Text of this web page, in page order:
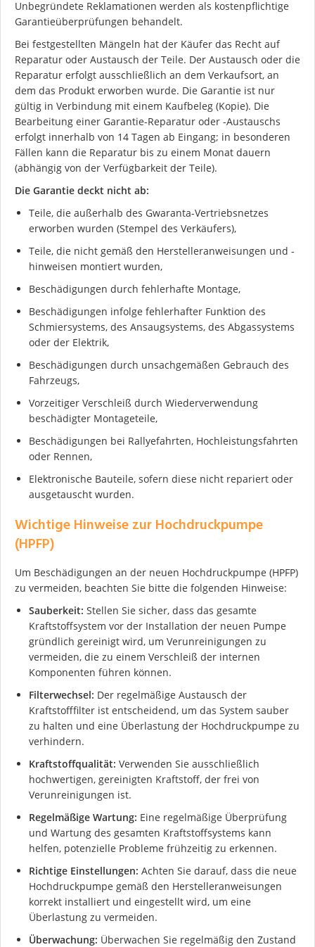
Unbegründete Reklamationen werden als kostenpflichtige
Garantieüberprüfungen behandelt.
Bei festgestellten Mängeln hat der Käufer das Recht auf
Reparatur oder Austausch der Teile. Der Austausch oder die
Reparatur erfolgt ausschließlich an dem Verkaufsort, an
dem das Produkt erworben wurde. Die Garantie ist nur
gültig in Verbindung mit einem Kaufbeleg (Kopie). Die
Bearbeitung einer Garantie-Reparatur oder -Austauschs
erfolgt innerhalb von 14 Tagen ab Eingang; in besonderen
Fällen kann die Reparatur bis zu einem Monat dauern
(abhängig von der Verfügbarkeit der Teile).
Die Garantie deckt nicht ab:
Teile, die außerhalb des Gwaranta-Vertriebsnetzes
erworben wurden (Stempel des Verkäufers),
Teile, die nicht gemäß den Herstelleranweisungen und -
hinweisen montiert wurden,
Beschädigungen durch fehlerhafte Montage,
Beschädigungen infolge fehlerhafter Funktion des
Schmiersystems, des Ansaugsystems, des Abgassystems
oder der Elektrik,
Beschädigungen durch unsachgemäßen Gebrauch des
Fahrzeugs,
Vorzeitiger Verschleiß durch Wiederverwendung
beschädigter Montageteile,
Beschädigungen bei Rallyefahrten, Hochleistungsfahrten
oder Rennen,
Elektronische Bauteile, sofern diese nicht repariert oder
ausgetauscht wurden.
Wichtige Hinweise zur Hochdruckpumpe
(HPFP)
Um Beschädigungen an der neuen Hochdruckpumpe (HPFP)
zu vermeiden, beachten Sie bitte die folgenden Hinweise:
Sauberkeit: Stellen Sie sicher, dass das gesamte
Kraftstoffsystem vor der Installation der neuen Pumpe
gründlich gereinigt wird, um Verunreinigungen zu
vermeiden, die zu einem Verschleiß der internen
Komponenten führen können.
Filterwechsel: Der regelmäßige Austausch der
Kraftstofffilter ist entscheidend, um das System sauber
zu halten und eine Überlastung der Hochdruckpumpe zu
verhindern.
Kraftstoffqualität: Verwenden Sie ausschließlich
hochwertigen, gereinigten Kraftstoff, der frei von
Verunreinigungen ist.
Regelmäßige Wartung: Eine regelmäßige Überprüfung
und Wartung des gesamten Kraftstoffsystems kann
helfen, potenzielle Probleme frühzeitig zu erkennen.
Richtige Einstellungen: Achten Sie darauf, dass die neue
Hochdruckpumpe gemäß den Herstelleranweisungen
korrekt installiert und eingestellt wird, um eine
Überlastung zu vermeiden.
Überwachung: Überwachen Sie regelmäßig den Zustand
Ich stimme der DSGVO zu